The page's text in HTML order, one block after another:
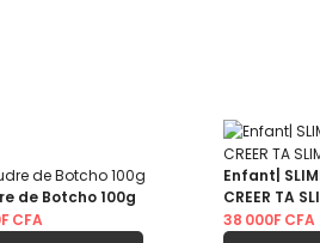
de Botcho 100g
CFA
Enfant|
CREER TA
38 000F CFA